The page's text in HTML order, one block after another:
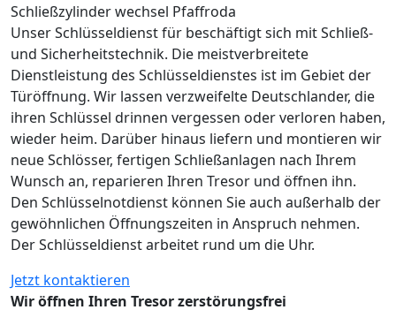
Schließzylinder wechsel Pfaffroda
Unser Schlüsseldienst für beschäftigt sich mit Schließ-
und Sicherheitstechnik. Die meistverbreitete
Dienstleistung des Schlüsseldienstes ist im Gebiet der
Türöffnung. Wir lassen verzweifelte Deutschlander, die
ihren Schlüssel drinnen vergessen oder verloren haben,
wieder heim. Darüber hinaus liefern und montieren wir
neue Schlösser, fertigen Schließanlagen nach Ihrem
Wunsch an, reparieren Ihren Tresor und öffnen ihn.
Den Schlüsselnotdienst können Sie auch außerhalb der
gewöhnlichen Öffnungszeiten in Anspruch nehmen.
Der Schlüsseldienst arbeitet rund um die Uhr.
Jetzt kontaktieren
Wir öffnen Ihren Tresor zerstörungsfrei